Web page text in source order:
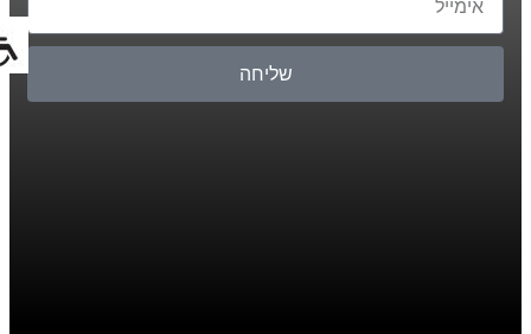
שליחה